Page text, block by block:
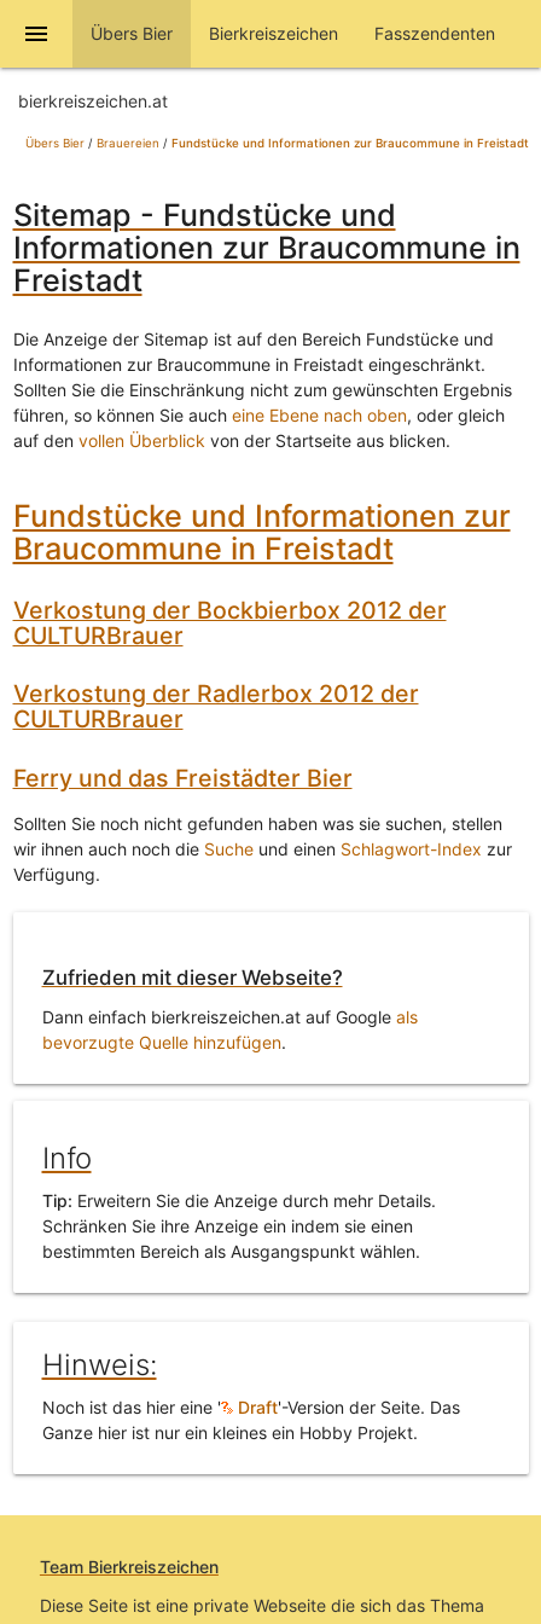
menu Übers Bier Bierkreiszeichen Fasszendenten
bierkreiszeichen.at
Übers Bier/ Brauereien / Fundstücke und Informationen zur Braucommune in Freistadt
Sitemap - Fundstücke und
Informationen zur Braucommune in
Freistadt
Die Anzeige der Sitemap ist auf den Bereich Fundstücke und
Informationen zur Braucommune in Freistadt eingeschränkt.
Sollten Sie die Einschränkung nicht zum gewünschten Ergebnis
führen, so können Sie auch eine Ebene nach oben, oder gleich
auf den vollen Überblick von der Startseite aus blicken.
Fundstücke und Informationen zur
Braucommune in Freistadt
Verkostung der Bockbierbox 2012 der
CULTURBrauer
Verkostung der Radlerbox 2012 der
CULTURBrauer
Ferry und das Freistädter Bier
Sollten Sie noch nicht gefunden haben was sie suchen, stellen
wir ihnen auch noch die Sucheund einen Schlagwort-Index zur
Verfügung.
Zufrieden mit dieser Webseite?
Dann einfach bierkreiszeichen.at auf Google als
bevorzugte Quelle hinzufügen.
Info
Tip: Erweitern Sie die Anzeige durch mehr Details.
Schränken Sie ihre Anzeige ein indem sie einen
bestimmten Bereich als Ausgangspunkt wählen.
Hinweis:
Noch ist das hier eine ' Draft'-Version der Seite. Das
Ganze hier ist nur ein kleines ein Hobby Projekt.
Team Bierkreiszeichen
Diese Seite ist eine private Webseite die sich das Thema